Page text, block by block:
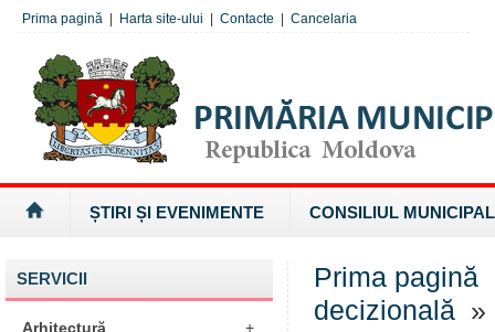
Prima pagină Harta site-ului Contacte Cancelaria
ȘTIRI ȘI EVENIMENTE CONSILIUL MUNICIPAL
SERVICII
Arhitectură +
Prima pagină
decizională »